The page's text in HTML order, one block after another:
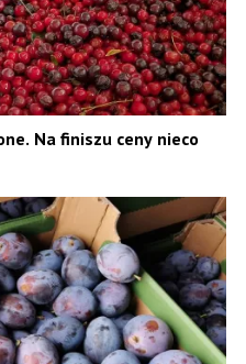
Na finiszu ceny nieco